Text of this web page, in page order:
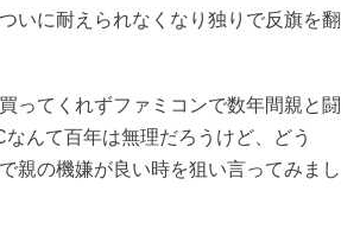
いに耐えられなくなり独りで反旗を翻
ってくれずファミコンで数年間親と闘
んて百年は無理だろうけど、どう
親の機嫌が良い時を狙い言ってみまし